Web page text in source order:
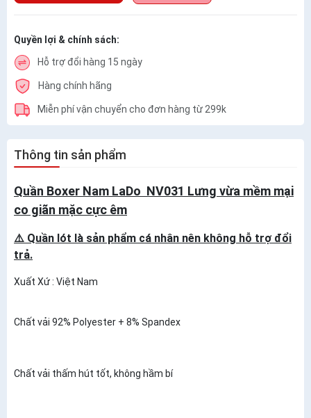
Quyền lợi & chính sách:
Hỗ trợ đổi hàng 15 ngày
Hàng chính hãng
Miễn phí vận chuyển cho đơn hàng từ 299k
Thông tin sản phẩm
Quần Boxer Nam LaDo NV031 Lưng vừa mềm mại
co giãn mặc cực êm
⚠️ Quần lót là sản phẩm cá nhân nên không hỗ trợ đổi
trả.
Xuất Xứ : Việt Nam
Chất vải 92% Polyester + 8% Spandex
Chất vải thấm hút tốt, không hầm bí